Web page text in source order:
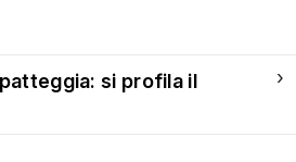
si profila il
›